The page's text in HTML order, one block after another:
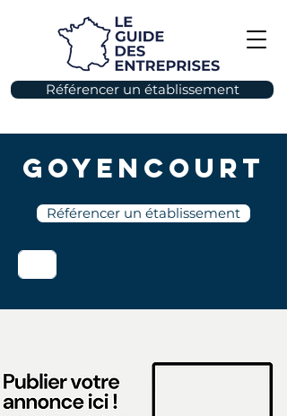
Référencer un établissement
Goyencourt
Référencer un établissement